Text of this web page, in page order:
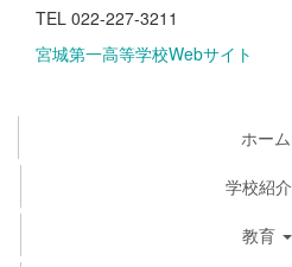
TEL 022-227-3211
宮城第一高等学校Webサイト
ホーム
学校紹介
教育